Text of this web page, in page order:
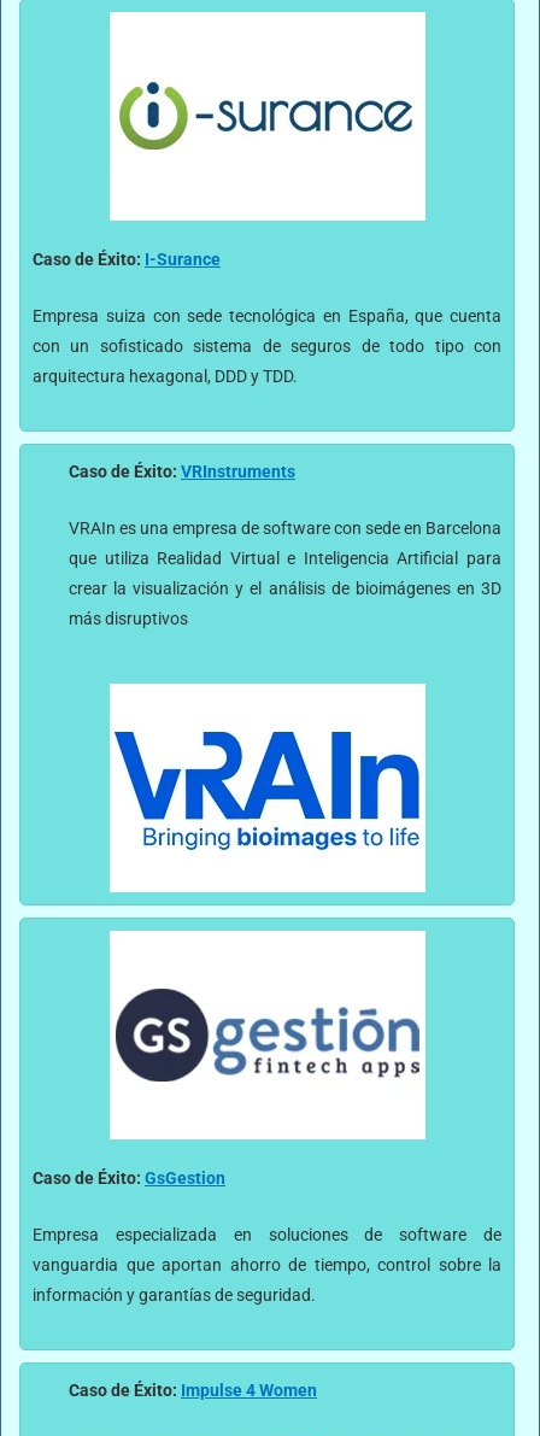
Caso de Éxito: I-Surance
Empresa suiza con sede tecnológica en España, que cuenta
con un sofisticado sistema de seguros de todo tipo con
arquitectura hexagonal, DDD y TDD.
Caso de Éxito: VRInstruments
VRAIn es una empresa de software con sede en Barcelona
que utiliza Realidad Virtual e Inteligencia Artificial para
crear la visualización y el análisis de bioimágenes en 3D
más disruptivos
Caso de Éxito: GsGestion
Empresa especializada en soluciones de software de
vanguardia que aportan ahorro de tiempo, control sobre la
información y garantías de seguridad.
Caso de Éxito: Impulse 4 Women